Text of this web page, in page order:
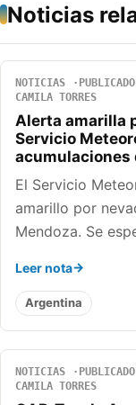
Noticias
NOTICIAS
CAMILA TORRES
Alerta amarilla
Servicio
acumulaciones
El Servicio
amarillo por
Mendoza. Se
Leer nota
Argentina
NOTICIAS
CAMILA TORRES